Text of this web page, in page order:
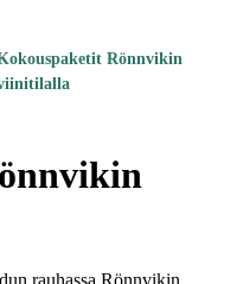
Rönnvikin